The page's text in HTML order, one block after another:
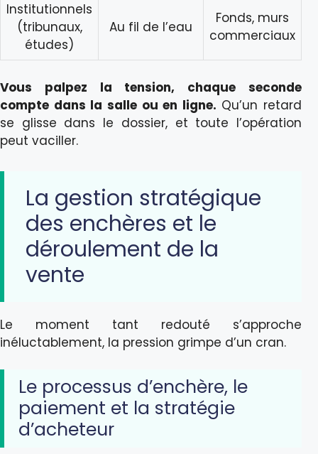
Institutionnels
(tribunaux,
études)
Au fil de l’eau
Fonds, murs
commerciaux
Vous palpez la tension, chaque seconde
compte dans la salle ou en ligne. Qu’un retard
se glisse dans le dossier, et toute l’opération
peut vaciller.
La gestion stratégique
des enchères et le
déroulement de la
vente
Le moment tant redouté s’approche
inéluctablement, la pression grimpe d’un cran.
Le processus d’enchère, le
paiement et la stratégie
d’acheteur